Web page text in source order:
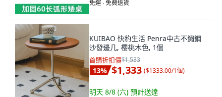
免運 ∙ 免費退貨
KUIBAO 快豹生活 Penra中古不鏽鋼
沙發邊几, 櫻桃木色, 1個
首購折扣價$1,533
13% $1,333 ($1333.00/1個)
明天 8/8 (六) 預計送達